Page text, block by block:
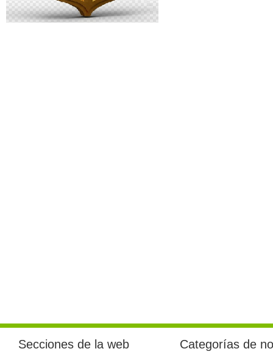
Secciones de la web Categorías de